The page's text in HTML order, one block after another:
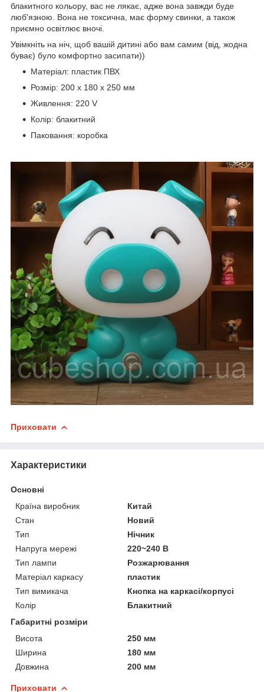
блакитного кольору, вас не лякає, адже вона завжди буде
люб'язною. Вона не токсична, має форму свинки, а також
приємно освітлює вночі.
Увімкніть на ніч, щоб вашій дитині або вам самим (від, жодна
буває) було комфортно засипати))
Матеріал: пластик ПВХ
Розмір: 200 x 180 x 250 мм
Живлення: 220 V
Колір: блакитний
Паковання: коробка
Приховати
Характеристики
Основні
Країна виробник
Китай
Стан
Новий
Тип
Нічник
Напруга мережі
220~240 В
Тип лампи
Розжарювання
Матеріал каркасу
пластик
Тип вимикача
Кнопка на каркасі/корпусі
Колір
Блакитний
Габаритні розміри
Висота
250 мм
Ширина
180 мм
Довжина
200 мм
Приховати